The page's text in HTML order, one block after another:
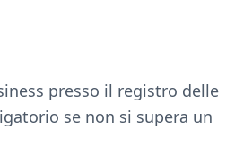
presso il registro delle
se non si supera un